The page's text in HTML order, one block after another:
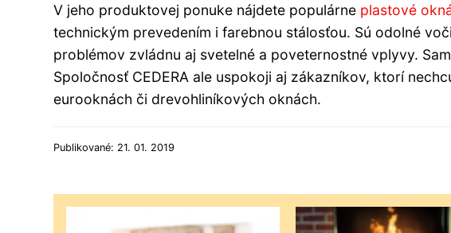
V jeho produktovej ponuke nájdete populárne plastové
technickým prevedením i farebnou stálosťou. Sú odolné
problémov zvládnu aj svetelné a poveternostné vplyvy.
Spoločnosť CEDERA ale uspokoji aj zákazníkov, ktorí
eurooknách či drevohliníkových oknách.
Publikované: 21. 01. 2019